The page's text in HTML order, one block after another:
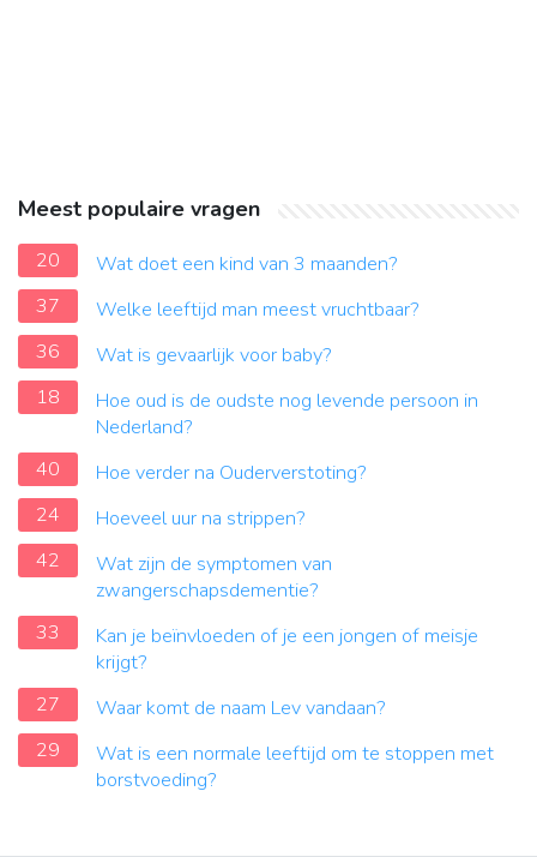
Meest populaire vragen
20
Wat doet een kind van 3 maanden?
37
Welke leeftijd man meest vruchtbaar?
36
Wat is gevaarlijk voor baby?
18
Hoe oud is de oudste nog levende persoon in
Nederland?
40
Hoe verder na Ouderverstoting?
24
Hoeveel uur na strippen?
42
Wat zijn de symptomen van
zwangerschapsdementie?
33
Kan je beïnvloeden of je een jongen of meisje
krijgt?
27
Waar komt de naam Lev vandaan?
29
Wat is een normale leeftijd om te stoppen met
borstvoeding?